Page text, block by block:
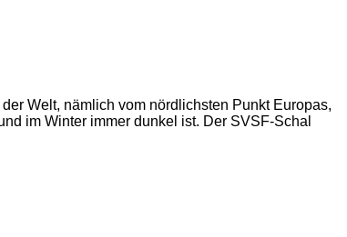
Welt, nämlich vom nördlichsten Punkt Europas,
im Winter immer dunkel ist. Der SVSF-Schal